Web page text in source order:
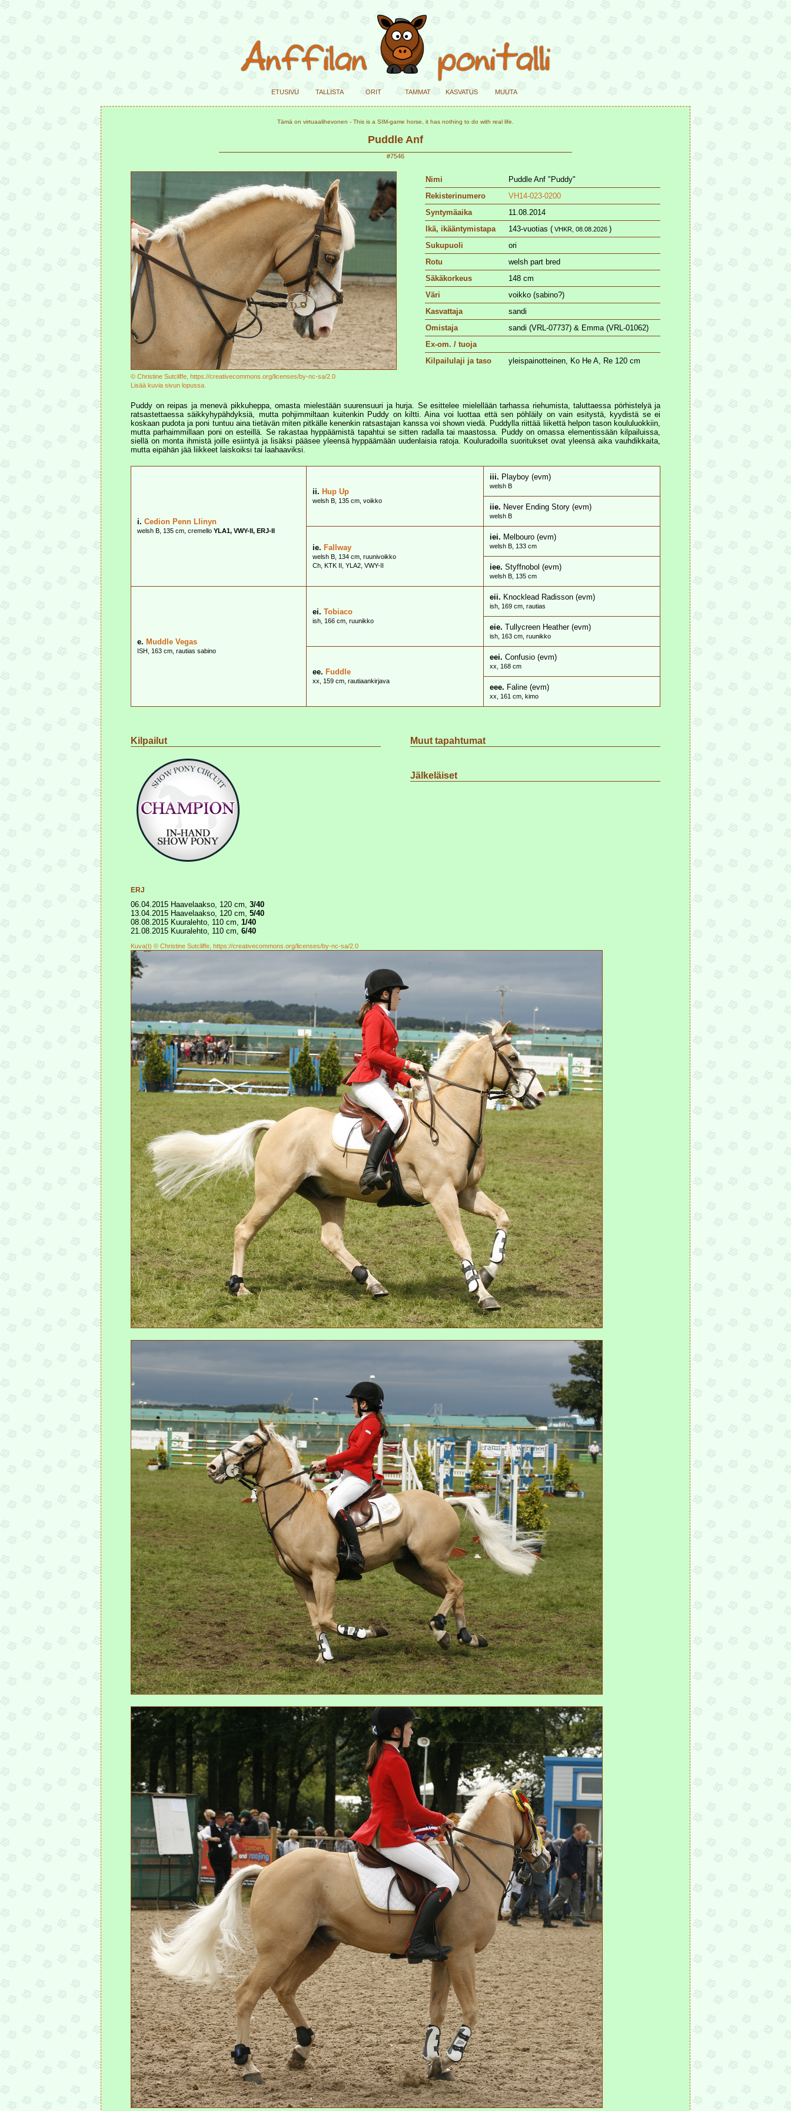
etusivu tallista orit tammat kasvatus muuta
Tämä on virtuaalihevonen - This is a SIM-game horse, it has nothing to do with real life.
Puddle Anf
#7546
© Christine Sutcliffe, https://creativecommons.org/licenses/by-nc-sa/2.0
Lisää kuvia sivun lopussa.
Nimi
Puddle Anf "Puddy"
Rekisterinumero
VH14-023-0200
Syntymäaika
11.08.2014
Ikä, ikääntymistapa
143-vuotias ( VHKR, 08.08.2026 )
Sukupuoli
ori
Rotu
welsh part bred
Säkäkorkeus
148 cm
Väri
voikko (sabino?)
Kasvattaja
sandi
Omistaja
sandi (VRL-07737) & Emma (VRL-01062)
Ex-om. / tuoja
Kilpailulaji ja taso
yleispainotteinen, Ko He A, Re 120 cm
Puddy on reipas ja menevä pikkuheppa, omasta mielestään suurensuuri ja hurja. Se esittelee mielellään tarhassa riehumista, taluttaessa pörhistelyä ja
ratsastettaessa säikkyhypähdyksiä, mutta pohjimmiltaan kuitenkin Puddy on kiltti. Aina voi luottaa että sen pöhläily on vain esitystä, kyydistä se ei
koskaan pudota ja poni tuntuu aina tietävän miten pitkälle kenenkin ratsastajan kanssa voi shown viedä. Puddylla riittää liikettä helpon tason koululuokkiin,
mutta parhaimmillaan poni on esteillä. Se rakastaa hyppäämistä tapahtui se sitten radalla tai maastossa. Puddy on omassa elementissään kilpailuissa,
siellä on monta ihmistä joille esiintyä ja lisäksi pääsee yleensä hyppäämään uudenlaisia ratoja. Kouluradoilla suoritukset ovat yleensä aika vauhdikkaita,
mutta eipähän jää liikkeet laiskoiksi tai laahaaviksi.
i. Cedion Penn Llinyn
welsh B, 135 cm, cremello YLA1, VWY-II, ERJ-II
ii. Hup Up
welsh B, 135 cm, voikko
iii. Playboy (evm)
welsh B
iie. Never Ending Story (evm)
welsh B
ie. Fallway
welsh B, 134 cm, ruunivoikko
Ch, KTK II, YLA2, VWY-II
iei. Melbouro (evm)
welsh B, 133 cm
iee. Styffnobol (evm)
welsh B, 135 cm
e. Muddle Vegas
ISH, 163 cm, rautias sabino
ei. Tobiaco
ish, 166 cm, ruunikko
eii. Knocklead Radisson (evm)
ish, 169 cm, rautias
eie. Tullycreen Heather (evm)
ish, 163 cm, ruunikko
ee. Fuddle
xx, 159 cm, rautiaankirjava
eei. Confusio (evm)
xx, 168 cm
eee. Faline (evm)
xx, 161 cm, kimo
Kilpailut
ERJ
06.04.2015 Haavelaakso, 120 cm, 3/40
13.04.2015 Haavelaakso, 120 cm, 5/40
08.08.2015 Kuuralehto, 110 cm, 1/40
21.08.2015 Kuuralehto, 110 cm, 6/40
Muut tapahtumat
Jälkeläiset
Kuva(t) © Christine Sutcliffe, https://creativecommons.org/licenses/by-nc-sa/2.0